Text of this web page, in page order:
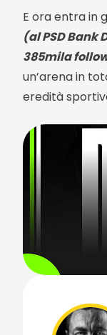
E ora entra in
(al PSD Bank
385mila
un’arena in
eredità